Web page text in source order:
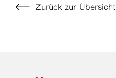
Zurück zur Übersicht